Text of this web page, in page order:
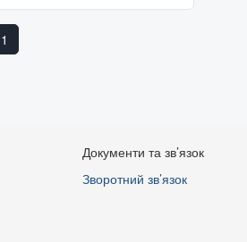
(ктс).особенн...
1
Документи та зв’язок
Зворотний зв’язок